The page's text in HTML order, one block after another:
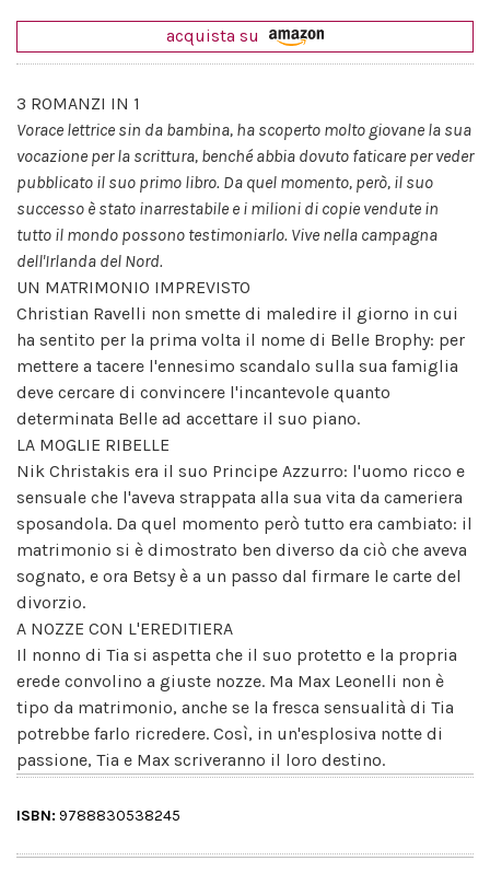
acquista su
3 ROMANZI IN 1
Vorace lettrice sin da bambina, ha scoperto molto giovane la sua
vocazione per la scrittura, benché abbia dovuto faticare per veder
pubblicato il suo primo libro. Da quel momento, però, il suo
successo è stato inarrestabile e i milioni di copie vendute in
tutto il mondo possono testimoniarlo. Vive nella campagna
dell'Irlanda del Nord.
UN MATRIMONIO IMPREVISTO
Christian Ravelli non smette di maledire il giorno in cui
ha sentito per la prima volta il nome di Belle Brophy: per
mettere a tacere l'ennesimo scandalo sulla sua famiglia
deve cercare di convincere l'incantevole quanto
determinata Belle ad accettare il suo piano.
LA MOGLIE RIBELLE
Nik Christakis era il suo Principe Azzurro: l'uomo ricco e
sensuale che l'aveva strappata alla sua vita da cameriera
sposandola. Da quel momento però tutto era cambiato: il
matrimonio si è dimostrato ben diverso da ciò che aveva
sognato, e ora Betsy è a un passo dal firmare le carte del
divorzio.
A NOZZE CON L'EREDITIERA
Il nonno di Tia si aspetta che il suo protetto e la propria
erede convolino a giuste nozze. Ma Max Leonelli non è
tipo da matrimonio, anche se la fresca sensualità di Tia
potrebbe farlo ricredere. Così, in un'esplosiva notte di
passione, Tia e Max scriveranno il loro destino.
ISBN: 9788830538245